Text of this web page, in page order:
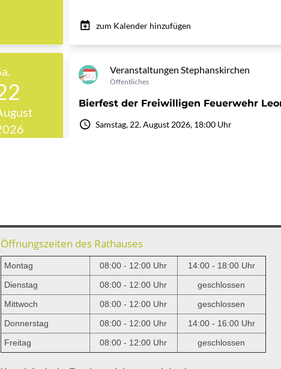
Öffnungszeiten des Rathauses
Montag 08:00 - 12:00 Uhr
14:00 - 18:00 Uhr
Dienstag
08:00 - 12:00 Uhr
geschlossen
Mittwoch
08:00 - 12:00 Uhr
geschlossen
Donnerstag
08:00 - 12:00 Uhr
14:00 - 16:00 Uhr
Freitag
08:00 - 12:00 Uhr geschlossen